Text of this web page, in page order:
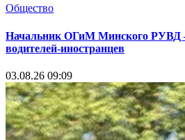
Общество
Начальник ОГиМ Минского
водителей-иностранцев
03.08.26 09:09